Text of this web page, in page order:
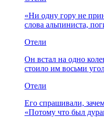
«Ни одну гору не
слова альпиниста,
Отели
Он встал на одно
стоило им восьми
Отели
Его спрашивали,
«Потому что был